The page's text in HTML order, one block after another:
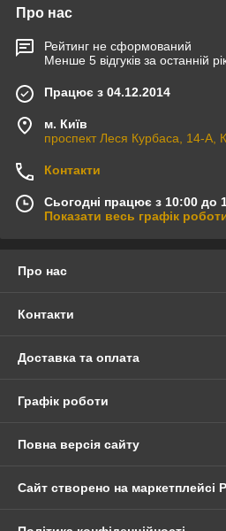
Про нас
Рейтинг не сформований
Менше 5 відгуків за останній
Працює з 04.12.2014
м. Київ
проспект Леся Курбаса, 14-А,
Контакти
Сьогодні працює з 10:00 до
Показати весь графік
Про нас
Контакти
Доставка та оплата
Графік роботи
Повна версія сайту
Сайт створено на маркетплейсі